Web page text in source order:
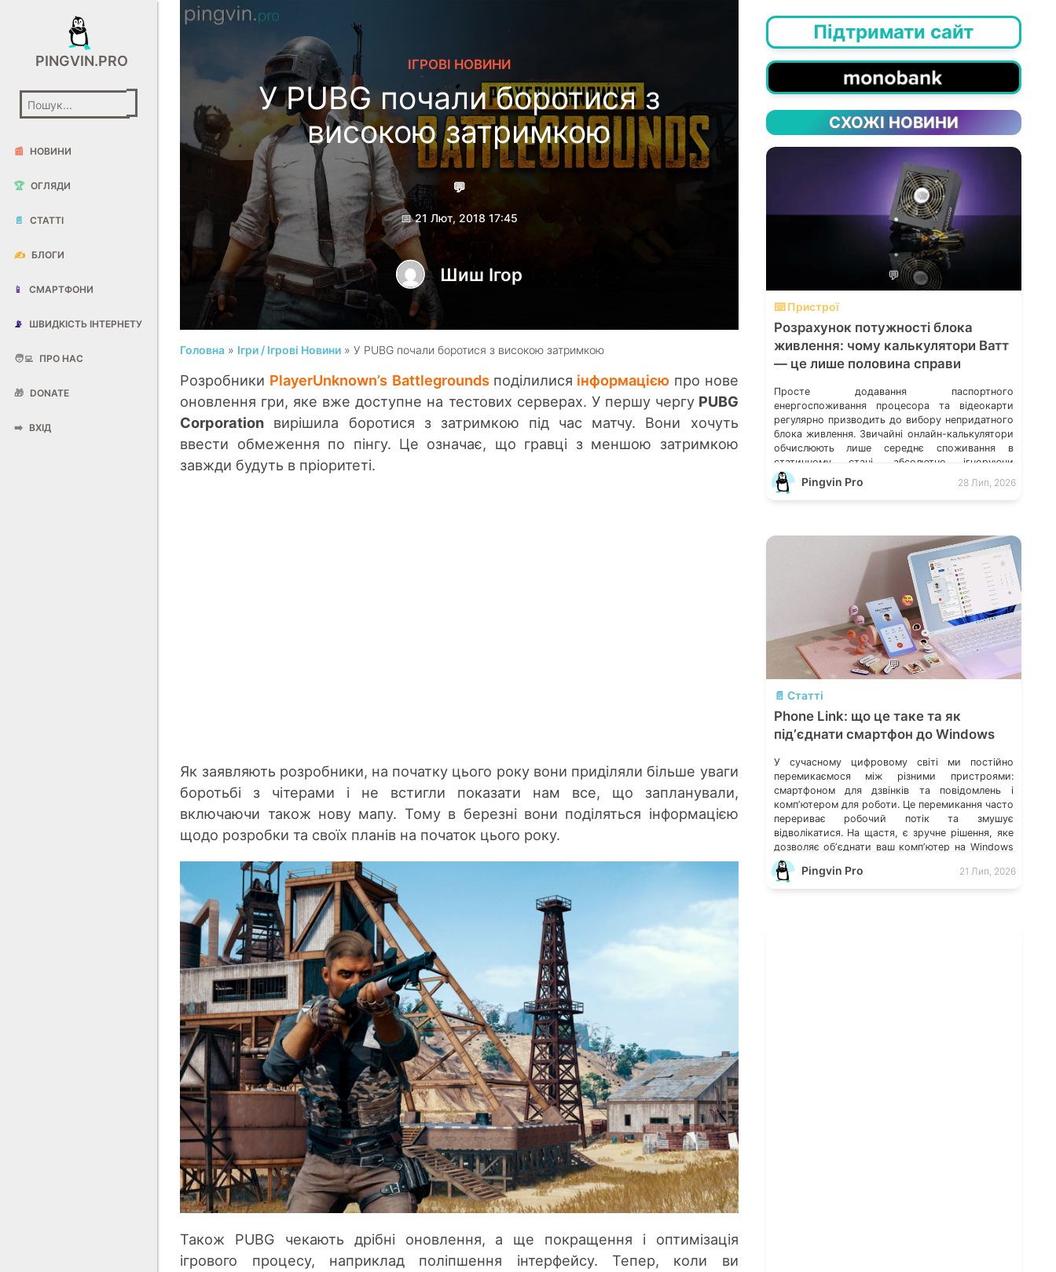
PINGVIN.PRO
📰 НОВИНИ
🏆 ОГЛЯДИ
📄 СТАТТІ
✍️ БЛОГИ
📱 СМАРТФОНИ
📡 ШВИДКІСТЬ ІНТЕРНЕТУ
🧑‍💻 ПРО НАС
🎁 DONATE
➡️ ВХІД
ІГРОВІ НОВИНИ
У PUBG почали боротися з
високою затримкою
💬
📅 21 Лют, 2018 17:45
Шиш Ігор
Головна » Ігри / Ігрові Новини » У PUBG почали боротися з високою затримкою
Розробники PlayerUnknown’s Battlegrounds поділилися інформацією про нове
оновлення гри, яке вже доступне на тестових серверах. У першу чергуPUBG
Corporation вирішила боротися з затримкою під час матчу. Вони хочуть
ввести обмеження по пінгу. Це означає, що гравці з меншою затримкою
завжди будуть в пріоритеті.
Як заявляють розробники, на початку цього року вони приділяли більше уваги
боротьбі з чітерами і не встигли показати нам все, що запланували,
включаючи також нову мапу. Тому в березні вони поділяться інформацією
щодо розробки та своїх планів на початок цього року.
Також PUBG чекають дрібні оновлення, а ще покращення і оптимізація
ігрового процесу, наприклад поліпшення інтерфейсу. Тепер, коли ви
Підтримати сайт
СХОЖІ НОВИНИ
💬
⌨️ Пристрої
Розрахунок потужності блока
живлення: чому калькулятори Ватт
— це лише половина справи
Просте додавання паспортного
енергоспоживання процесора та відеокарти
регулярно призводить до вибору непридатного
блока живлення. Звичайні онлайн-калькулятори
обчислюють лише середнє споживання в
статичному стані, абсолютно ігноруючи
мікросекундні стрибки навантаження, якість
схемотехніки та розподіл струму по окремих
гарантованим запасом міцності. Пікові […]
Pingvin Pro 28 Лип, 2026
💬
📄 Статті
Phone Link: що це таке та як
підʼєднати смартфон до Windows
У сучасному цифровому світі ми постійно
перемикаємося між різними пристроями:
смартфоном для дзвінків та повідомлень і
компʼютером для роботи. Це перемикання часто
перериває робочий потік та змушує
відволікатися. На щастя, є зручне рішення, яке
дозволяє обʼєднати ваш компʼютер на Windows
із мобільним пристроєм, чи то Android, чи iOS.
Йдеться про застосунок Звʼязок зі смартфоном
Pingvin Pro 21 Лип, 2026